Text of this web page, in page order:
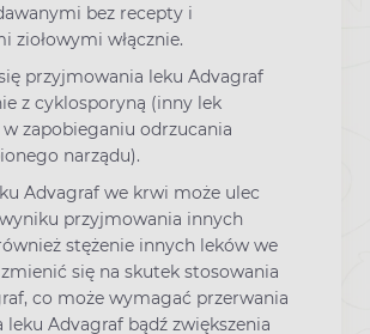
bez recepty i
ziołowymi włącznie.
przyjmowania leku Advagraf
z cyklosporyną (inny lek
zapobieganiu odrzucania
narządu).
Advagraf we krwi może ulec
przyjmowania innych
stężenie innych leków we
się na skutek stosowania
co może wymagać przerwania
leku Advagraf bądź zwiększenia